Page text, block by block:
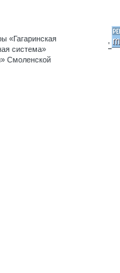
«Гагаринская
система»
Смоленской
'